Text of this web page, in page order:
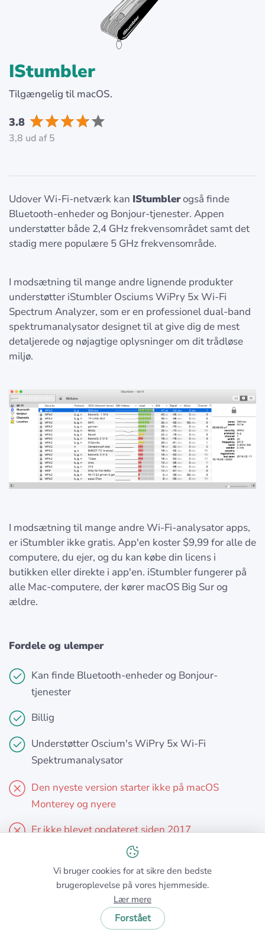
IStumbler
Tilgængelig til macOS.
3.8
3,8 ud af 5
Udover Wi-Fi-netværk kan IStumblerogså finde
Bluetooth-enheder og Bonjour-tjenester. Appen
understøtter både 2,4 GHz frekvensområdet samt det
stadig mere populære 5 GHz frekvensområde.
I modsætning til mange andre lignende produkter
understøtter iStumbler Osciums WiPry 5x Wi-Fi
Spectrum Analyzer, som er en professionel dual-band
spektrumanalysator designet til at give dig de mest
detaljerede og nøjagtige oplysninger om dit trådløse
miljø.
I modsætning til mange andre Wi-Fi-analysator apps,
er iStumbler ikke gratis. App'en koster $9,99 for alle de
computere, du ejer, og du kan købe din licens i
butikken eller direkte i app'en. iStumbler fungerer på
alle Mac-computere, der kører macOS Big Sur og
ældre.
Fordele og ulemper
Kan finde Bluetooth-enheder og Bonjour-
tjenester
Billig
Understøtter Oscium's WiPry 5x Wi-Fi
Spektrumanalysator
Den nyeste version starter ikke på macOS
Monterey og nyere
Er ikke blevet opdateret siden 2017
VALGMULIGHED #5
Vi bruger cookies for at sikre den bedste
brugeroplevelse på vores hjemmeside.
Lær mere
Forstået